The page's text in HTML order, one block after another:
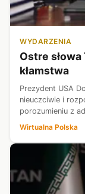
WYDARZENIA
Ostre
kłamstwa
Prezydent USA
nieuczciwie i
porozumieniu z
ujawnione w
Wirtualna Polska